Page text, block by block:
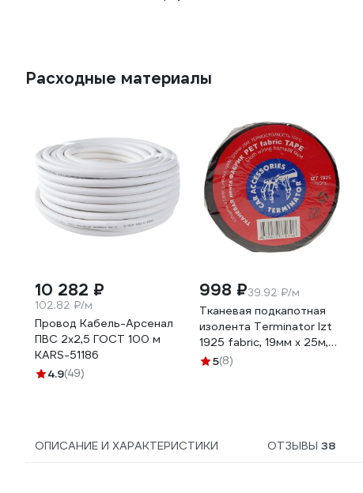
Расходные материалы
10 282 ₽
102.82 ₽/м
Провод Кабель-Арсенал
ПВС 2х2,5 ГОСТ 100 м
KARS-51186
4.9(49)
998 ₽39.92 ₽/м
Тканевая подкапотная
изолента Terminator Izt
1925 fabric, 19мм х 25м,
толщина 0,25мм
5(8)
ОПИСАНИЕ И ХАРАКТЕРИСТИКИ ОТЗЫВЫ 38